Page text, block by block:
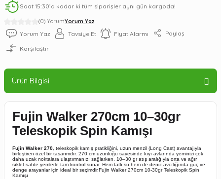
(0) YorumYorum Yaz
Saat 15:30’a kadar ki tüm siparişler aynı gün kargoda!
Yorum Yaz Tavsiye Et Fiyat Alarmı Paylaş
Karşılaştır
Ürün Bilgisi
Fujin Walker 270cm 10–30gr
Teleskopik Spin Kamışı
Fujin Walker 270 teleskopik kamış pratikliğini, uzun menzil (Long Cast) avantajıyla
birleştiren özel bir tasarımdır. 270 cm uzunluğu sayesinde kıyı avlarında yeminizi çok
daha uzak noktalara ulaştırmanızı sağlarken,
10–30 gr atış aralığıyla orta ve ağır
sıklet sahte yemlerle tam kontrol sunar. Hem tatlı su hem de deniz avcılığında güç ve
denge arayanlar için ideal bir seçimdir.Fujin Walker 270cm 10-30gr Teleskopik Spin
Kamışı